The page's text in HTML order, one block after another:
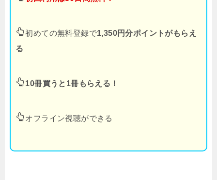
初めての無料登録で1,350円分ポイントがもらえ
る
10冊買うと1冊もらえる！
オフライン視聴ができる